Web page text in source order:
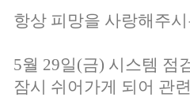
항상 피망을 사랑해주
5월 29일(금) 시스템 점
잠시 쉬어가게 되어 관